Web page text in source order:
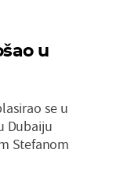
u
se u
Dubaiju
Stefanom